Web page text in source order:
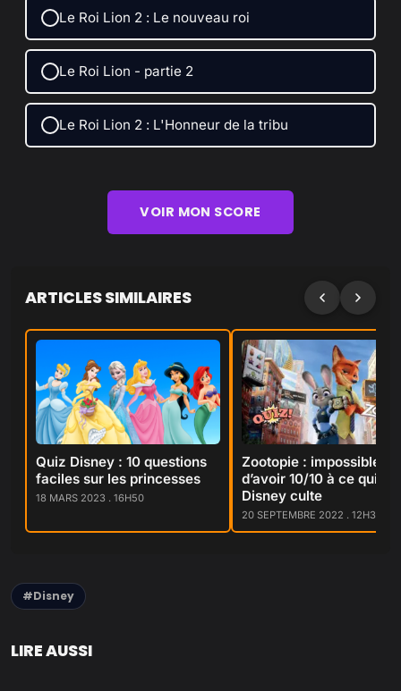
Le Roi Lion 2 : Le nouveau roi
Le Roi Lion - partie 2
Le Roi Lion 2 : L'Honneur de la tribu
VOIR MON SCORE
ARTICLES SIMILAIRES
Quiz Disney : 10 questions
faciles sur les princesses
18 MARS 2023 . 16H50
Zootopie : impossible
d’avoir 10/10 à ce quiz
Disney culte
20 SEPTEMBRE 2022 . 12H31
#Disney
LIRE AUSSI